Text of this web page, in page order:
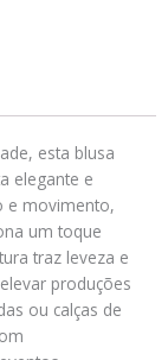
esta blusa
elegante e
e movimento,
um toque
traz leveza e
produções
ou calças de